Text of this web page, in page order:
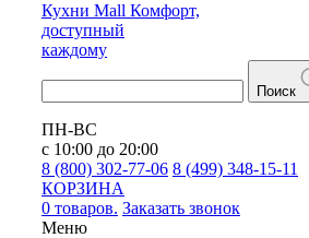
Кухни Mall Комфорт,
доступный
каждому
Поиск
ПН-ВС
с 10:00 до 20:00
8 (800) 302-77-06 8 (499) 348-15-11
КОРЗИНА
0 товаров. Заказать звонок
Меню